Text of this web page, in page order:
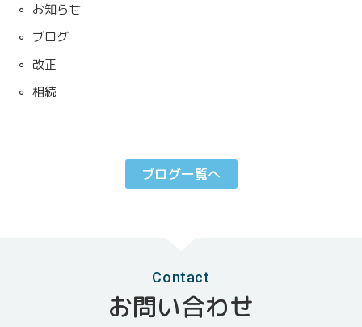
お知らせ
ブログ
改正
相続
ブログ一覧へ
Contact
お問い合わせ